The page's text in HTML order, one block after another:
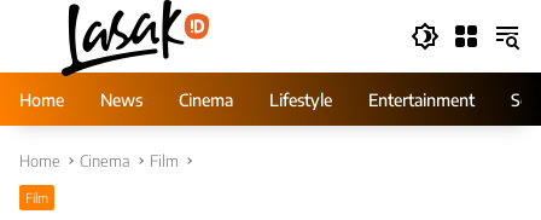
Home
News Cinema Lifestyle Entertainment
Home Cinema Film
Film